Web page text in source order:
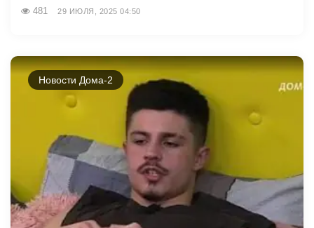
481 29 ИЮЛЯ, 2025 04:50
Новости Дома-2